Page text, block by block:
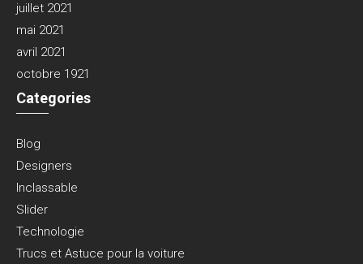
juillet 2021
mai 2021
avril 2021
octobre 1921
Categories
Blog
Designers
Inclassable
Slider
Technologie
Trucs et Astuce pour la voiture